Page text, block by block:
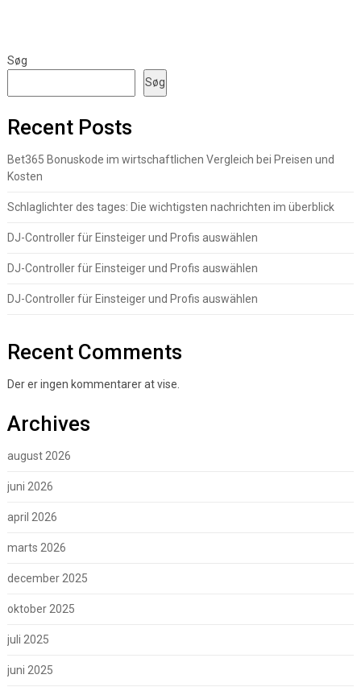
Søg
Søg
Recent Posts
Bet365 Bonuskode im wirtschaftlichen Vergleich bei Preisen und
Kosten
Schlaglichter des tages: Die wichtigsten nachrichten im überblick
DJ-Controller für Einsteiger und Profis auswählen
DJ-Controller für Einsteiger und Profis auswählen
DJ-Controller für Einsteiger und Profis auswählen
Recent Comments
Der er ingen kommentarer at vise.
Archives
august 2026
juni 2026
april 2026
marts 2026
december 2025
oktober 2025
juli 2025
juni 2025